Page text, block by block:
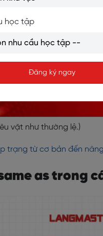
từ với chức năng bổ
exactlythe sameas girls.
xử với các bé và các bé
vặt như thường lệ.)
trạng từ cơ bản đến
as trong
học tập
Đăng ký ngay